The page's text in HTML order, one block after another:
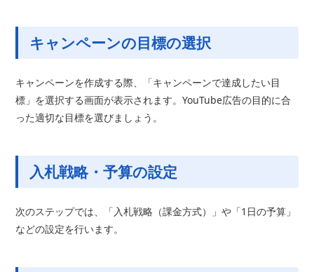
キャンペーンの目標の選択
キャンペーンを作成する際、「キャンペーンで達成したい目
標」を選択する画面が表示されます。YouTube広告の目的に合
った適切な目標を選びましょう。
入札戦略・予算の設定
次のステップでは、「入札戦略（課金方式）」や「1日の予算」
などの設定を行います。